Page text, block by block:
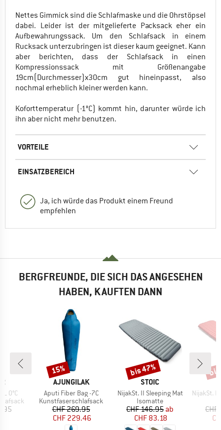
Nettes Gimmick sind die Schlafmaske und die Ohrstöpsel
dabei. Leider ist der mitgelieferte Packsack eher ein
Aufbewahrungssack. Um den Schlafsack in einem
Rucksack unterzubringen ist dieser kaum geeignet. Kann
aber berichten, dass der Schlafsack in einen
Kompressionssack mit Größenangabe
19cm(Durchmesser)x30cm gut hineinpasst, also
nochmal erheblich kleiner werden kann.
Koforttemperatur (-1°C) kommt hin, darunter würde ich
ihn aber nicht mehr benutzen.
VORTEILE
EINSATZBEREICH
Ja, ich würde das Produkt einem Freund
empfehlen
BERGFREUNDE, DIE SICH DAS ANGESEHEN
HABEN, KAUFTEN DANN
0°C
MARKE
AJUNGILAK
Artikel
Aputi Fiber Bag -7C
Produktgruppe
Kunstfaserschlafsack
Preis
CHF 269.95reduzierter Preis
CHF 229.46
Rabatt
15%
MARKE
STOIC
Artikel
NijakSt. II Sleeping Mat
Produktgruppe
Isomatte
Preis
CHF 146.95reduzierter Preis
ab
CHF 83.18
Rabatt
bis 47%
Artikel
NijakSt. II